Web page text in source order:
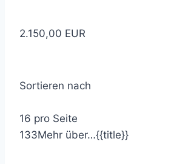
2.150,00 EUR
Sortieren nach
16 pro Seite
133Mehr über…{{title}}